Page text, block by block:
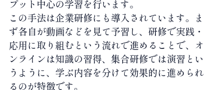
プット中心の学習を行います。
この手法は企業研修にも導入されています。ま
ず各自が動画などを見て予習し、研修で実践・
応用に取り組むという流れで進めることで、オ
ンラインは知識の習得、集合研修では演習とい
うように、学ぶ内容を分けて効果的に進められ
るのが特徴です。